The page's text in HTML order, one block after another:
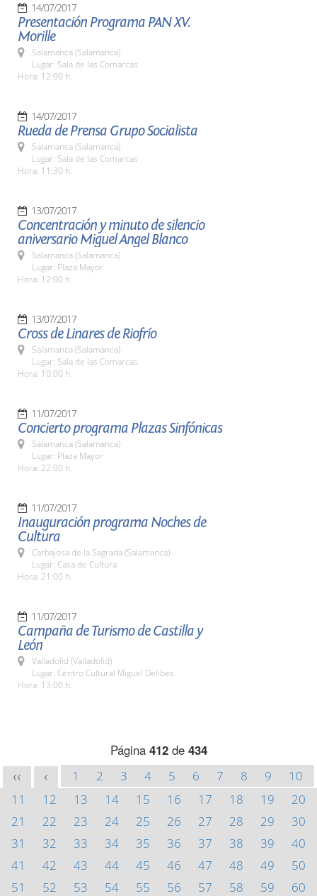
14/07/2017
Presentación Programa PAN XV.
Morille
Salamanca (Salamanca)
Lugar: Sala de las Comarcas
Hora: 12:00 h.
14/07/2017
Rueda de Prensa Grupo Socialista
Salamanca (Salamanca)
Lugar: Sala de las Comarcas
Hora: 11:30 h.
13/07/2017
Concentración y minuto de silencio
aniversario Miguel Angel Blanco
Salamanca (Salamanca)
Lugar: Plaza Mayor
Hora: 12:00 h.
13/07/2017
Cross de Linares de Riofrío
Salamanca (Salamanca)
Lugar: Sala de las Comarcas
Hora: 10:00 h.
11/07/2017
Concierto programa Plazas Sinfónicas
Salamanca (Salamanca)
Lugar: Plaza Mayor
Hora: 22:00 h.
11/07/2017
Inauguración programa Noches de
Cultura
Carbajosa de la Sagrada (Salamanca)
Lugar: Casa de Cultura
Hora: 21:00 h.
11/07/2017
Campaña de Turismo de Castilla y
León
Valladolid (Valladolid)
Lugar: Centro Cultural Miguel Delibes
Hora: 13:00 h.
Página 412de 434
<< < 1 2 3 4 5 6 7 8 9
10
11
12 13 14 15 16 17 18 19
20
21
22 23 24 25 26 27 28 29
30
31
32 33 34 35 36 37 38 39
40
41
42 43 44 45 46 47 48 49
50
51
52 53 54 55 56 57 58 59
60